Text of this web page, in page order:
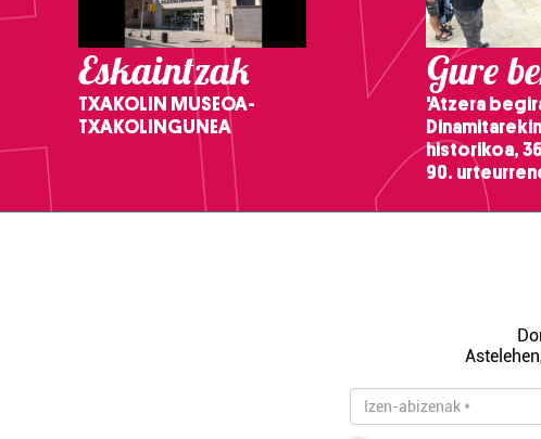
Eskaintzak
TXAKOLIN MUSEOA-
TXAKOLINGUNEA
Gure
'Atzera
historikoa,
90.